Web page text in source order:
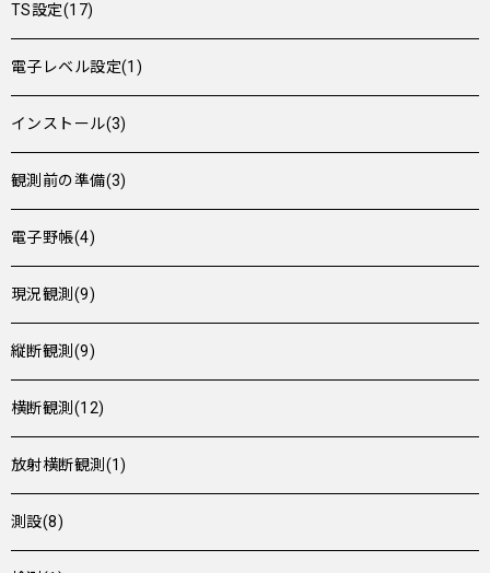
TS設定(17)
電子レベル設定(1)
インストール(3)
観測前の準備(3)
電子野帳(4)
現況観測(9)
縦断観測(9)
横断観測(12)
放射横断観測(1)
測設(8)